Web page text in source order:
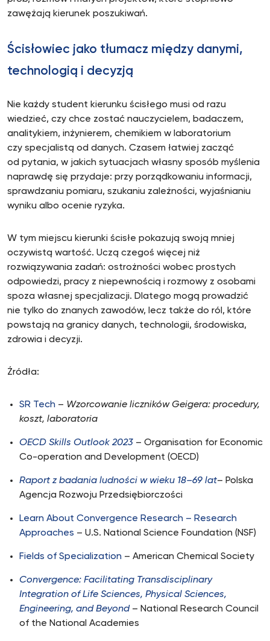
zawężają kierunek poszukiwań.
Ścisłowiec jako tłumacz między danymi,
technologią i decyzją
Nie każdy student kierunku ścisłego musi od razu
wiedzieć, czy chce zostać nauczycielem, badaczem,
analitykiem, inżynierem, chemikiem w laboratorium
czy specjalistą od danych. Czasem łatwiej zacząć
od pytania, w jakich sytuacjach własny sposób myślenia
naprawdę się przydaje: przy porządkowaniu informacji,
sprawdzaniu pomiaru, szukaniu zależności, wyjaśnianiu
wyniku albo ocenie ryzyka.
W tym miejscu kierunki ścisłe pokazują swoją mniej
oczywistą wartość. Uczą czegoś więcej niż
rozwiązywania zadań: ostrożności wobec prostych
odpowiedzi, pracy z niepewnością i rozmowy z osobami
spoza własnej specjalizacji. Dlatego mogą prowadzić
nie tylko do znanych zawodów, lecz także do ról, które
powstają na granicy danych, technologii, środowiska,
zdrowia i decyzji.
Źródła:
SR Tech – Wzorcowanie liczników Geigera: procedury,
koszt, laboratoria
OECD Skills Outlook 2023 – Organisation for Economic
Co-operation and Development (OECD)
Raport z badania ludności w wieku 18–69 lat– Polska
Agencja Rozwoju Przedsiębiorczości
Learn About Convergence Research – Research
Approaches – U.S. National Science Foundation (NSF)
Fields of Specialization – American Chemical Society
Convergence: Facilitating Transdisciplinary
Integration of Life Sciences, Physical Sciences,
Engineering, and Beyond– National Research Council
of the National Academies